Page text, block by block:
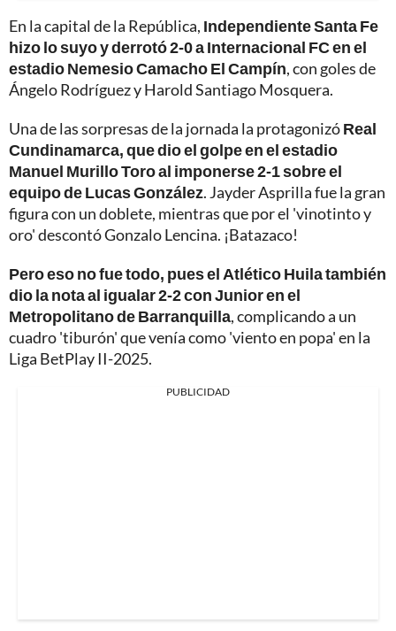
En la capital de la República, Independiente Santa Fe
hizo lo suyo y derrotó 2-0 a Internacional FC en el
estadio Nemesio Camacho El Campín, con goles de
Ángelo Rodríguez y Harold Santiago Mosquera.
Una de las sorpresas de la jornada la protagonizóReal
Cundinamarca, que dio el golpe en el estadio
Manuel Murillo Toro al imponerse 2-1 sobre el
equipo de Lucas González. Jayder Asprilla fue la gran
figura con un doblete, mientras que por el 'vinotinto y
oro' descontó Gonzalo Lencina. ¡Batazaco!
Pero eso no fue todo, pues el Atlético Huila también
dio la nota al igualar 2-2 con Junior en el
Metropolitano de Barranquilla, complicando a un
cuadro 'tiburón' que venía como 'viento en popa' en la
Liga BetPlay II-2025.
PUBLICIDAD